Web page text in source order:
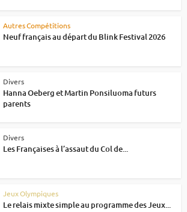
Autres Compétitions
Neuf français au départ du Blink Festival 2026
Divers
Hanna Oeberg et Martin Ponsiluoma futurs
parents
Divers
Les Françaises à l’assaut du Col de...
Jeux Olympiques
Le relais mixte simple au programme des Jeux...